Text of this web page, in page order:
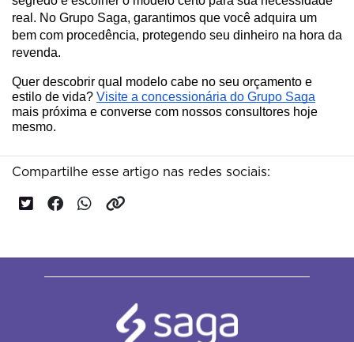
real. No Grupo Saga, garantimos que você adquira um
bem com procedência, protegendo seu dinheiro na hora da
revenda.
Quer descobrir qual modelo cabe no seu orçamento e
estilo de vida? Visite a concessionária do Grupo Saga
mais próxima e converse com nossos consultores hoje
mesmo.
Compartilhe esse artigo nas redes sociais: